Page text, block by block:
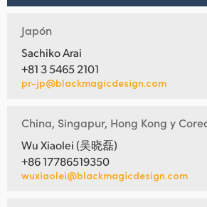
Japón
Sachiko Arai
+81 3 5465 2101
pr-jp@blackmagicdesign.com
China, Singapur, Hong Kong y
Wu Xiaolei (吴晓磊)
+86 17786519350
wuxiaolei@blackmagicdesign.com